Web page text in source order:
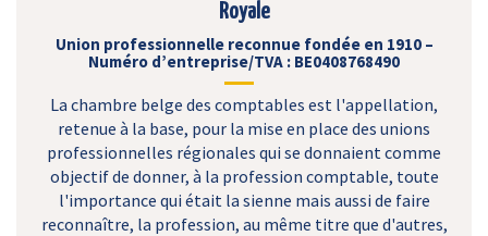
Royale
Union professionnelle reconnue fondée en 1910 –
Numéro d’entreprise/TVA : BE0408768490
La chambre belge des comptables est l'appellation,
retenue à la base, pour la mise en place des unions
professionnelles régionales qui se donnaient comme
objectif de donner, à la profession comptable, toute
l'importance qui était la sienne mais aussi de faire
reconnaître, la profession, au même titre que d'autres,